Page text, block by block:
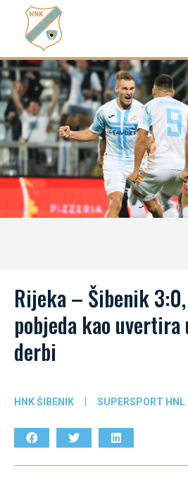
Rijeka – Šibenik
pobjeda kao uvertira
derbi
HNK ŠIBENIK | SUPERSPORT HNL